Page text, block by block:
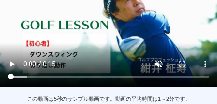
この動画は5秒のサンプル動画です。動画の平均時間は1～2分です。